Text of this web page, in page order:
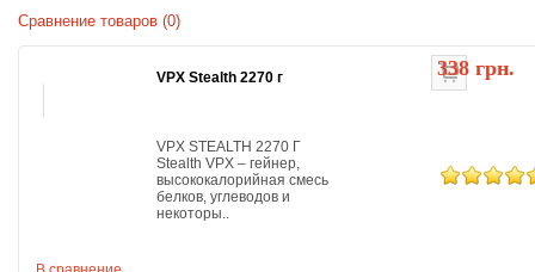
Сравнение товаров (0)
338 грн.
VPX Stealth 2270 г
VPX STEALTH 2270 Г
Stealth VPX – гейнер,
высококалорийная смесь
белков, углеводов и
некоторы..